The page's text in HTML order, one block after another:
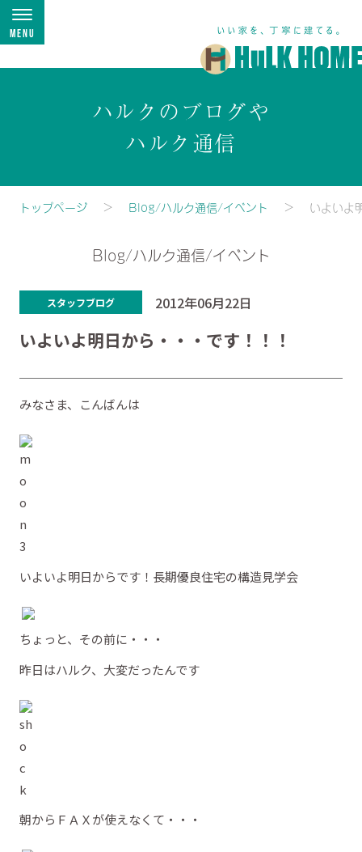
Menu
ハルクのブログや
ハルク通信
トップページ Blog/ハルク通信/イベント いよいよ
Blog/ハルク通信/イベント
スタッフブログ 2012年06月22日
いよいよ明日から・・・です！！！
みなさま、こんばんは
いよいよ明日からです！長期優良住宅の構造見学会
ちょっと、その前に・・・
昨日はハルク、大変だったんです
朝からＦＡＸが使えなくて・・・